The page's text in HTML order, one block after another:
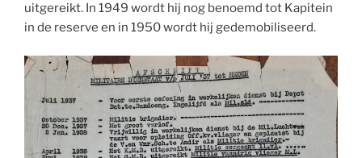
uitgereikt. In 1949 wordt hij nog benoemd tot Kapitein
in de reserve en in 1950 wordt hij gedemobiliseerd.